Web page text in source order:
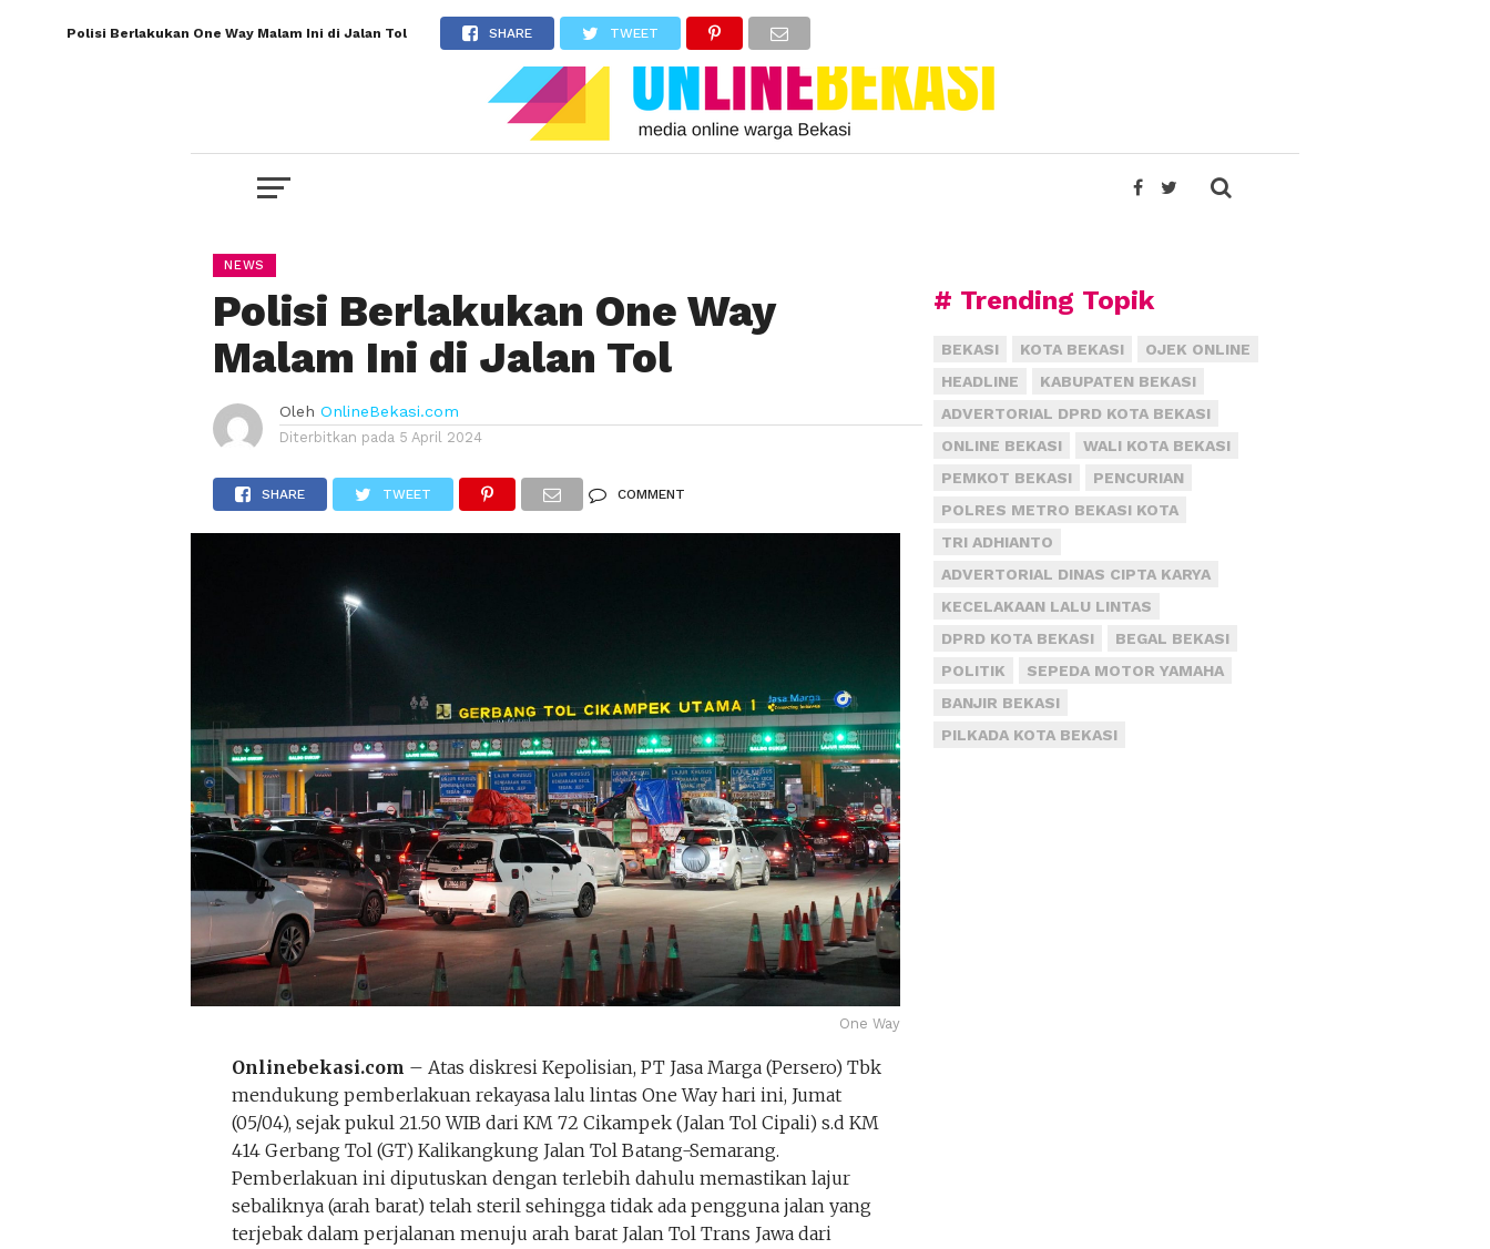
Polisi Berlakukan One Way Malam Ini di Jalan Tol SHARE TWEET
NEWS
Polisi Berlakukan One Way
Malam Ini di Jalan Tol
Oleh OnlineBekasi.com
Diterbitkan pada 5 April 2024
SHARE TWEET COMMENT
One Way
Onlinebekasi.com – Atas diskresi Kepolisian, PT Jasa Marga (Persero) Tbk
mendukung pemberlakuan rekayasa lalu lintas One Way hari ini, Jumat
(05/04), sejak pukul 21.50 WIB dari KM 72 Cikampek (Jalan Tol Cipali) s.d KM
414 Gerbang Tol (GT) Kalikangkung Jalan Tol Batang-Semarang.
Pemberlakuan ini diputuskan dengan terlebih dahulu memastikan lajur
sebaliknya (arah barat) telah steril sehingga tidak ada pengguna jalan yang
terjebak dalam perjalanan menuju arah barat Jalan Tol Trans Jawa dari
# Trending Topik
BEKASI KOTA BEKASI
OJEK ONLINE
HEADLINE
KABUPATEN BEKASI
ADVERTORIAL DPRD KOTA BEKASI
ONLINE BEKASI
WALI KOTA BEKASI
PEMKOT BEKASI
PENCURIAN
POLRES METRO BEKASI KOTA
TRI ADHIANTO
ADVERTORIAL DINAS CIPTA KARYA
KECELAKAAN LALU LINTAS
DPRD KOTA BEKASI
BEGAL BEKASI
POLITIK
SEPEDA MOTOR YAMAHA
BANJIR BEKASI
PILKADA KOTA BEKASI